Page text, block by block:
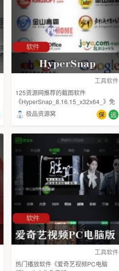
工具软件
125资源网推荐的截图软件
《HyperSnap_8.16.15_x32x64_》免
费下载哦
极品资源窝 保 远
工具软件
热门播放软件《爱奇艺视频PC电脑